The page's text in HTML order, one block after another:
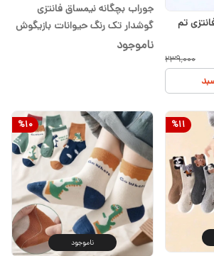
تم
۲۳۹٬۰۰۰
جوراب بچگانه نیمساق فانتزی
گوشدار تک رنگ حیوانات بازیگوش
ناموجود
%11
%10
ناموجود